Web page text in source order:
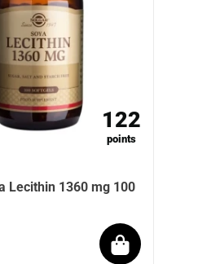
122
points
Lecithin 1360 mg 100